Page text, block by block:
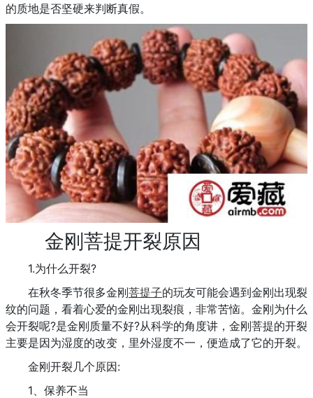
的质地是否坚硬来判断真假。
金刚菩提开裂原因
1.为什么开裂?
在秋冬季节很多金刚菩提子的玩友可能会遇到金刚出现裂
纹的问题，看着心爱的金刚出现裂痕，非常苦恼。金刚为什么
会开裂呢?是金刚质量不好?从科学的角度讲，金刚菩提的开裂
主要是因为湿度的改变，里外湿度不一，便造成了它的开裂。
金刚开裂几个原因:
1、保养不当